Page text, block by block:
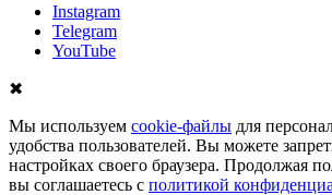
Instagram
Telegram
YouTube
✖
Мы используем cookie-файлы для
удобства пользователей. Вы можете
настройках своего браузера. Продолжая
вы соглашаетесь с политикой